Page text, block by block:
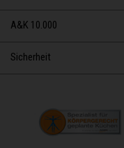
A&K 10.000
Sicherheit